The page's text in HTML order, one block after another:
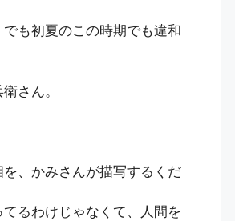
も初夏のこの時期でも違和
さん。
、かみさんが描写するくだ
るわけじゃなくて、人間を